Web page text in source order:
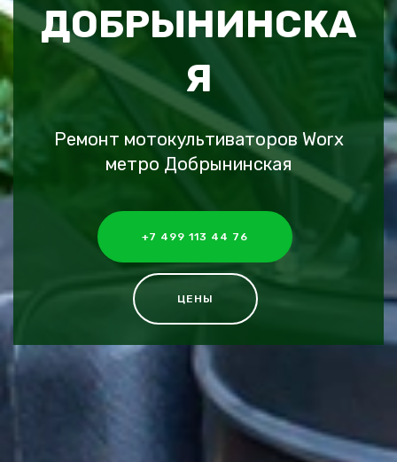
ДОБРЫНИНСКА
Я
Ремонт мотокультиваторов Worx
метро Добрынинская
+7 499 113 44 76
ЦЕНЫ